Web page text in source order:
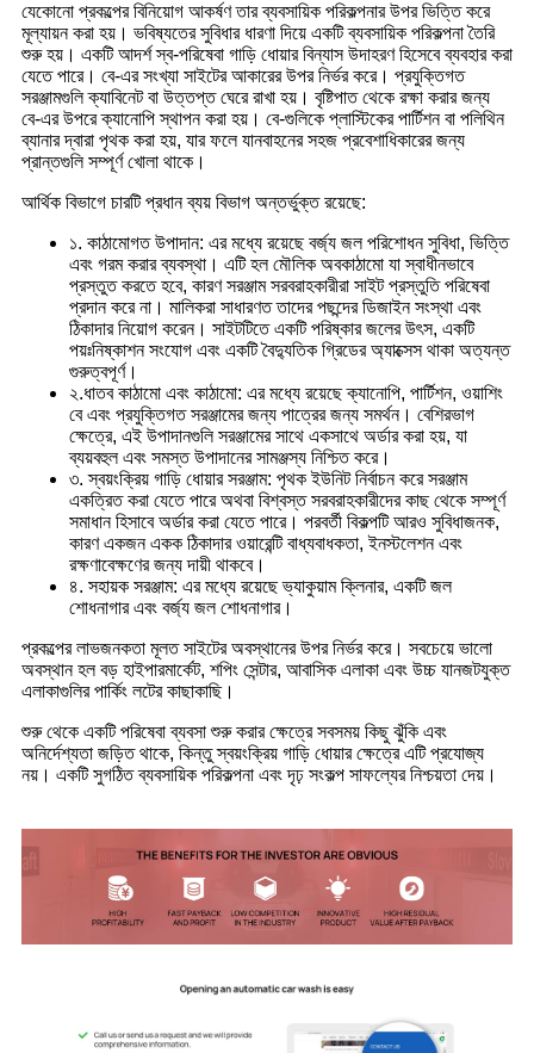
যেকোনো প্রকল্পের বিনিয়োগ আকর্ষণ তার ব্যবসায়িক পরিকল্পনার উপর ভিত্তি করে
মূল্যায়ন করা হয়। ভবিষ্যতের সুবিধার ধারণা দিয়ে একটি ব্যবসায়িক পরিকল্পনা তৈরি
শুরু হয়। একটি আদর্শ স্ব-পরিষেবা গাড়ি ধোয়ার বিন্যাস উদাহরণ হিসেবে ব্যবহার করা
যেতে পারে। বে-এর সংখ্যা সাইটের আকারের উপর নির্ভর করে। প্রযুক্তিগত
সরঞ্জামগুলি ক্যাবিনেট বা উত্তপ্ত ঘেরে রাখা হয়। বৃষ্টিপাত থেকে রক্ষা করার জন্য
বে-এর উপরে ক্যানোপি স্থাপন করা হয়। বে-গুলিকে প্লাস্টিকের পার্টিশন বা পলিথিন
ব্যানার দ্বারা পৃথক করা হয়, যার ফলে যানবাহনের সহজ প্রবেশাধিকারের জন্য
প্রান্তগুলি সম্পূর্ণ খোলা থাকে।
আর্থিক বিভাগে চারটি প্রধান ব্যয় বিভাগ অন্তর্ভুক্ত রয়েছে:
১. কাঠামোগত উপাদান: এর মধ্যে রয়েছে বর্জ্য জল পরিশোধন সুবিধা, ভিত্তি
এবং গরম করার ব্যবস্থা। এটি হল মৌলিক অবকাঠামো যা স্বাধীনভাবে
প্রস্তুত করতে হবে, কারণ সরঞ্জাম সরবরাহকারীরা সাইট প্রস্তুতি পরিষেবা
প্রদান করে না। মালিকরা সাধারণত তাদের পছন্দের ডিজাইন সংস্থা এবং
ঠিকাদার নিয়োগ করেন। সাইটটিতে একটি পরিষ্কার জলের উৎস, একটি
পয়ঃনিষ্কাশন সংযোগ এবং একটি বৈদ্যুতিক গ্রিডের অ্যাক্সেস থাকা অত্যন্ত
গুরুত্বপূর্ণ।
২.ধাতব কাঠামো এবং কাঠামো: এর মধ্যে রয়েছে ক্যানোপি, পার্টিশন, ওয়াশিং
বে এবং প্রযুক্তিগত সরঞ্জামের জন্য পাত্রের জন্য সমর্থন। বেশিরভাগ
ক্ষেত্রে, এই উপাদানগুলি সরঞ্জামের সাথে একসাথে অর্ডার করা হয়, যা
ব্যয়বহুল এবং সমস্ত উপাদানের সামঞ্জস্য নিশ্চিত করে।
৩. স্বয়ংক্রিয় গাড়ি ধোয়ার সরঞ্জাম: পৃথক ইউনিট নির্বাচন করে সরঞ্জাম
একত্রিত করা যেতে পারে অথবা বিশ্বস্ত সরবরাহকারীদের কাছ থেকে সম্পূর্ণ
সমাধান হিসাবে অর্ডার করা যেতে পারে। পরবর্তী বিকল্পটি আরও সুবিধাজনক,
কারণ একজন একক ঠিকাদার ওয়ারেন্টি বাধ্যবাধকতা, ইনস্টলেশন এবং
রক্ষণাবেক্ষণের জন্য দায়ী থাকবে।
৪. সহায়ক সরঞ্জাম: এর মধ্যে রয়েছে ভ্যাকুয়াম ক্লিনার, একটি জল
শোধনাগার এবং বর্জ্য জল শোধনাগার।
প্রকল্পের লাভজনকতা মূলত সাইটের অবস্থানের উপর নির্ভর করে। সবচেয়ে ভালো
অবস্থান হল বড় হাইপারমার্কেট, শপিং সেন্টার, আবাসিক এলাকা এবং উচ্চ যানজটযুক্ত
এলাকাগুলির পার্কিং লটের কাছাকাছি।
শুরু থেকে একটি পরিষেবা ব্যবসা শুরু করার ক্ষেত্রে সবসময় কিছু ঝুঁকি এবং
অনির্দেশ্যতা জড়িত থাকে, কিন্তু স্বয়ংক্রিয় গাড়ি ধোয়ার ক্ষেত্রে এটি প্রযোজ্য
নয়। একটি সুগঠিত ব্যবসায়িক পরিকল্পনা এবং দৃঢ় সংকল্প সাফল্যের নিশ্চয়তা দেয়।